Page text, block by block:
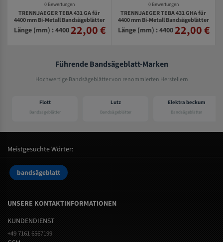
0 Bewertungen
TRENNJAEGER TEBA 431 GA für
4400 mm Bi-Metall Bandsägeblätter
Länge (mm) : 4400 22,00 €
0 Bewertungen
TRENNJAEGER TEBA 431 GHA für
4400 mm Bi-Metall Bandsägeblätter
Länge (mm) : 4400 22,00 €
Führende Bandsägeblatt-Marken
Hochwertige Bandsägeblätter von renommierten Herstellern
Flott
Bandsägeblätter
Lutz
Bandsägeblätter
Elektra beckum
Bandsägeblätter
Meistgesuchte Wörter:
bandsägeblatt
UNSERE KONTAKTINFORMATIONEN
KUNDENDIENST
+49 7161 6567199